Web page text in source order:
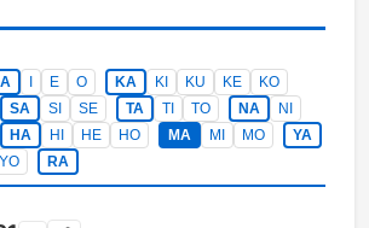
A E O KA KI KU KE
KO
SA
SI SE TA TI TO NA
NI
HA
HI HE HO MA MI MO
YA
YO
RA